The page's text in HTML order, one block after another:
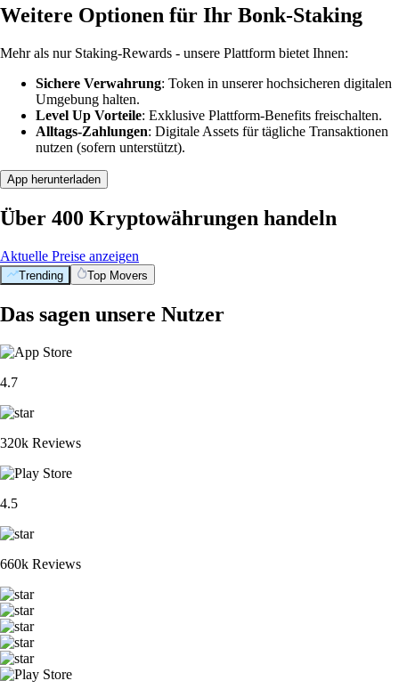
Weitere Optionen für Ihr Bonk-Staking
Mehr als nur Staking-Rewards - unsere Plattform bietet Ihnen:
Sichere Verwahrung: Token in unserer hochsicheren digitalen
Umgebung halten.
Level Up Vorteile: Exklusive Plattform-Benefits freischalten.
Alltags-Zahlungen: Digitale Assets für tägliche Transaktionen
nutzen (sofern unterstützt).
App herunterladen
Über 400 Kryptowährungen handeln
Aktuelle Preise anzeigen
Trending Top Movers
Das sagen unsere Nutzer
4.7
320k Reviews
4.5
660k Reviews